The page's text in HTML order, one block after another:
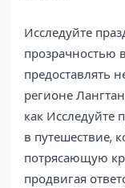
Исследуйте
прозрачностью
предоставлять
регионе
как Исследуйте
в путешествие,
потрясающую
продвигая